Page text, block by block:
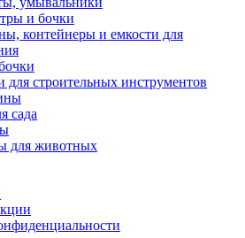
и бочки
контейнеры и емкости для
строительных инструментов
сада
для животных